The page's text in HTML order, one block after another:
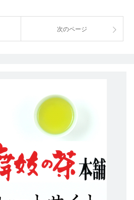
次のページ